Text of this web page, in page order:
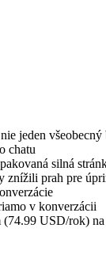
jeden všeobecný
chatu
silná
prah pre
v konverzácii
USD/rok) na